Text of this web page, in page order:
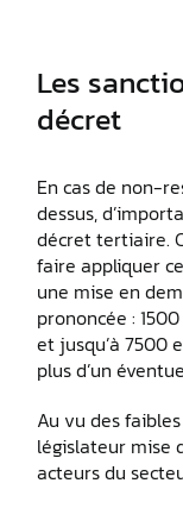
Les
décret
En cas de non-
dessus,
décret tertiaire.
faire appliquer
une mise en
prononcée :
et jusqu’à 7500
plus d’un
Au vu des
législateur mise
acteurs du